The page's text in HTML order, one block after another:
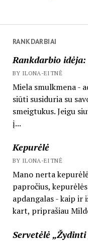
RANKDARBIAI
Rankdarbio
BY ILONA-EITNĖ
Miela smulkmena -
siūti susiduria su
smeigtukus. Jeigu
į...
Kepurėlė
BY ILONA-EITNĖ
Mano nerta
papročius,
apdangalas - kaip ir
kart, priprašiau
Servetėlė „Žydinti